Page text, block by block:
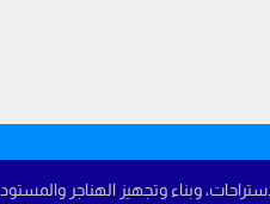
وبناء وتجهيز الهناجر